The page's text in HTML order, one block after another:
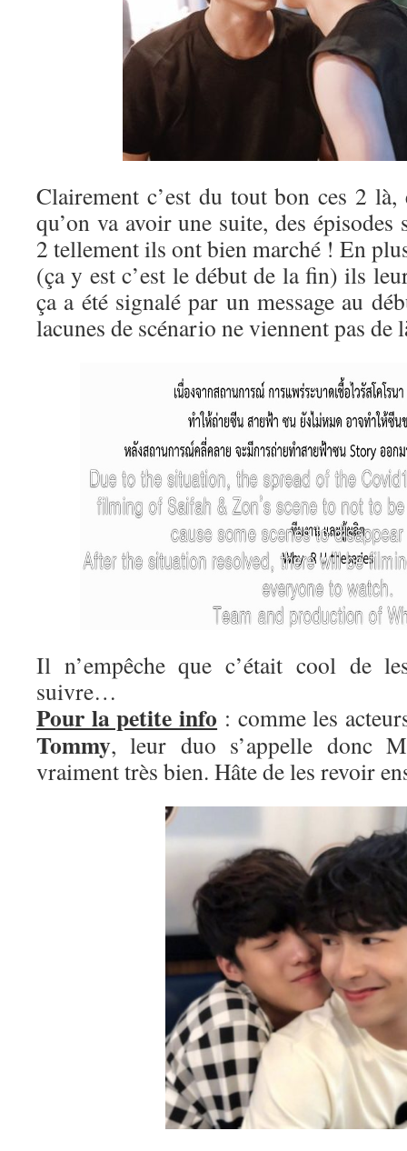
Clairement c’est du tout bon ces 2 là,
qu’on va avoir une suite, des épisodes
2 tellement ils ont bien marché ! En
(ça y est c’est le début de la fin) ils
ça a été signalé par un message au
lacunes de scénario ne viennent pas de
Il n’empêche que c’était cool de
suivre…
Pour la petite info : comme les
Tommy, leur duo s’appelle donc
vraiment très bien. Hâte de les revoir